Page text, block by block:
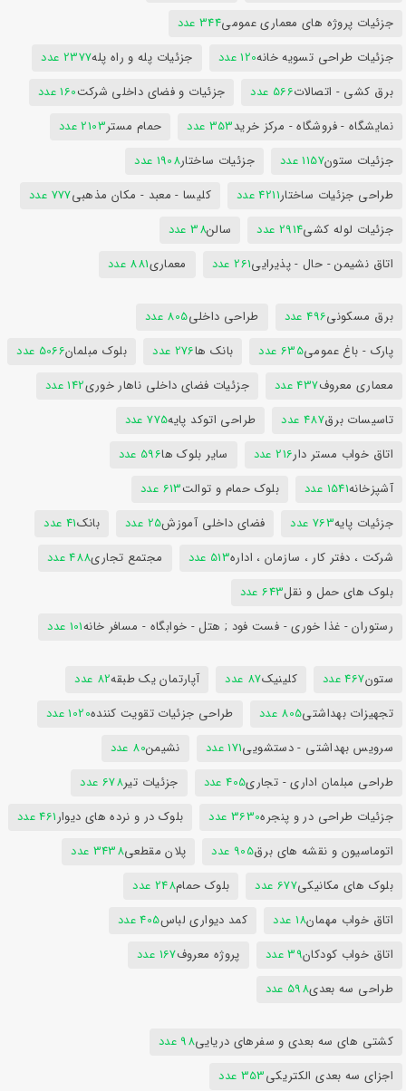
جزئیات پروژه های معماری عمومی344 عدد
جزئیات طراحی تسویه خانه120 عدد جزئیات پله و راه پله2377 عدد
برق کشی - اتصالات566 عدد جزئیات و فضای داخلی شرکت160 عدد
نمایشگاه - فروشگاه - مرکز خرید353 عدد حمام مستر2103 عدد
جزئیات ستون1157 عدد جزئیات ساختار1908 عدد
طراحی جزئیات ساختار4211 عدد کلیسا - معبد - مکان مذهبی777 عدد
جزئیات لوله کشی2914 عدد سالن38 عدد
اتاق نشیمن - حال - پذیرایی261 عدد معماری881 عدد
برق مسکونی496 عدد طراحی داخلی805 عدد
پارک - باغ عمومی635 عدد بانک ها276 عدد بلوک مبلمان5066 عدد
معماری معروف437 عدد جزئیات فضای داخلی ناهار خوری142 عدد
تاسیسات برق487 عدد طراحی اتوکد پایه775 عدد
اتاق خواب مستر دار216 عدد سایر بلوک ها596 عدد
آشپزخانه1541 عدد بلوک حمام و توالت613 عدد
جزئیات پایه763 عدد فضای داخلی آموزش25 عدد بانک41 عدد
شرکت ، دفتر کار ، سازمان ، اداره513 عدد مجتمع تجاری488 عدد
بلوک های حمل و نقل643 عدد
رستوران - غذا خوری - فست فود ; هتل - خوابگاه - مسافر خانه101 عدد
ستون467 عدد کلینیک87 عدد آپارتمان یک طبقه82 عدد
تجهیزات بهداشتی805 عدد طراحی جزئیات تقویت کننده1020 عدد
سرویس بهداشتی - دستشویی171 عدد نشیمن80 عدد
طراحی مبلمان اداری - تجاری405 عدد جزئیات تیر678 عدد
جزئیات طراحی در و پنجره3630 عدد بلوک در و نرده های دیوار461 عدد
اتوماسیون و نقشه های برق905 عدد پلان مقطعی3438 عدد
بلوک های مکانیکی677 عدد بلوک حمام248 عدد
اتاق خواب مهمان18 عدد کمد دیواری لباس405 عدد
اتاق خواب کودکان39 عدد پروژه معروف167 عدد
طراحی سه بعدی598 عدد
کشتی های سه بعدی و سفرهای دریایی98 عدد
اجزای سه بعدی الکتریکی353 عدد